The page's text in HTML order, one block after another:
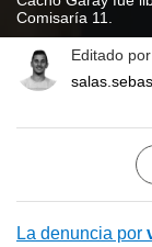
Comisaría 11.
Editado por
La denuncia por